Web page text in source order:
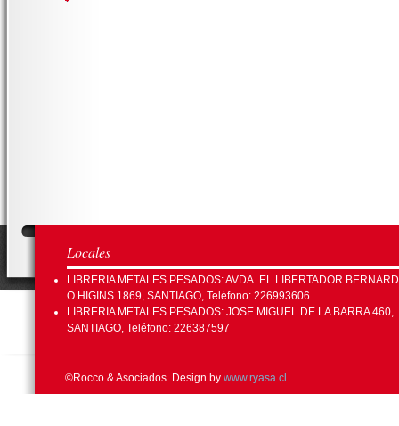
Locales
LIBRERIA METALES PESADOS: AVDA. EL LIBERTADOR
O HIGINS 1869, SANTIAGO, Teléfono: 226993606
LIBRERIA METALES PESADOS: JOSE MIGUEL DE LA BARRA 460,
SANTIAGO, Teléfono: 226387597
©Rocco & Asociados. Design by www.ryasa.cl